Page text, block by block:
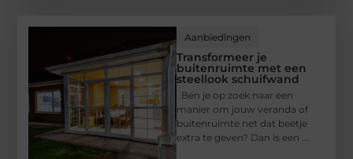
Aanbiedingen
Transformeer je
buitenruimte met een
steellook schuifwand
Ben je op zoek naar een
manier om jouw veranda of
buitenruimte net dat beetje
extra te geven? Dan is een ...